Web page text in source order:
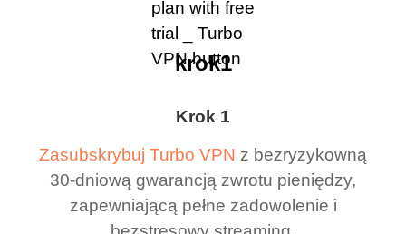
Krok 1
Zasubskrybuj Turbo VPN z bezryzykowną
30-dniową gwarancją zwrotu pieniędzy,
zapewniającą pełne zadowolenie i
krok1